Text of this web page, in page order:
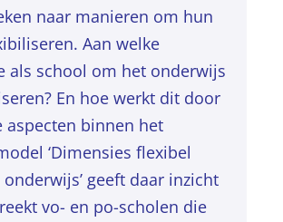
naar manieren om hun
Aan welke
als school om het onderwijs
En hoe werkt dit door
aspecten binnen het
‘Dimensies flexibel
geeft daar inzicht
vo- en po-scholen die